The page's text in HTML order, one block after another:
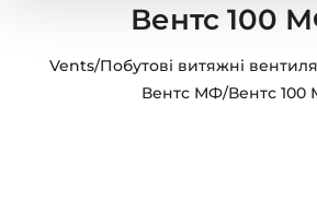
Вентс 100
Vents/Побутові витяжні
Вентс МФ/Вентс